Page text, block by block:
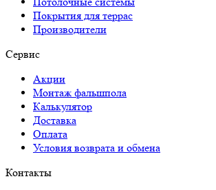
Покрытия для террас
Производители
Сервис
Акции
Монтаж фальшпола
Калькулятор
Доставка
Оплата
Условия возврата и обмена
Контакты